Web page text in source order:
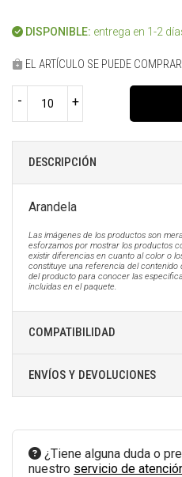
DISPONIBLE: entrega en 1-2
EL ARTÍCULO SE PUEDE
- +
DESCRIPCIÓN
Arandela
Las imágenes de los productos son
esforzamos por mostrar los productos
existir diferencias en cuanto al color o
constituye una referencia del contenido
del producto para conocer las
incluidas en el paquete.
COMPATIBILIDAD
ENVÍOS Y DEVOLUCIONES
¿Tiene alguna duda o
nuestro servicio de